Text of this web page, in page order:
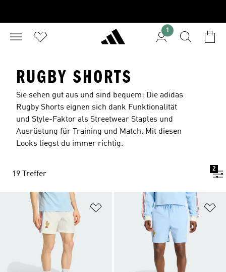
1
RUGBY SHORTS
Sie sehen gut aus und sind bequem: Die adidas
Rugby Shorts eignen sich dank Funktionalität
und Style-Faktor als Streetwear Staples und
Ausrüstung für Training und Match. Mit diesen
Looks liegst du immer richtig.
19 Treffer
2
Zur Wunschliste hinzufügen